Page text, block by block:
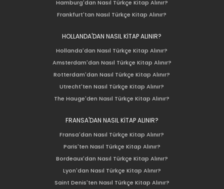
Hamburg'dan Nasıl Türkçe Kitap Alınır?
Frankfurt'tan Nasıl Türkçe Kitap Alınır?
HOLLANDA'DAN NASIL KİTAP ALINIR?
Hollanda'dan Nasıl Türkçe Kitap Alınır?
Amsterdam'dan Nasıl Türkçe Kitap Alınır?
Rotterdam'dan Nasıl Türkçe Kitap Alınır?
Utrecht'ten Nasıl Türkçe Kitap Alınır?
The Hauge'den Nasıl Türkçe Kitap Alınır?
FRANSA'DAN NASIL KİTAP ALINIR?
Fransa'dan Nasıl Türkçe Kitap Alınır?
Paris'ten Nasıl Türkçe Kitap Alınır?
Bordeaux'dan Nasıl Türkçe Kitap Alınır?
Lyon'dan Nasıl Türkçe Kitap Alınır?
Saint Denis'ten Nasıl Türkçe Kitap Alınır?